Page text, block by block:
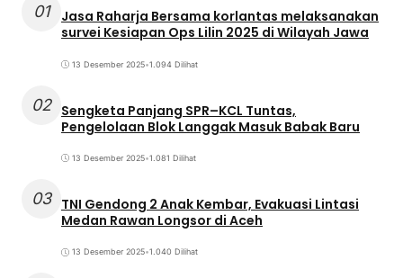
01
Jasa Raharja Bersama korlantas melaksanakan
survei Kesiapan Ops Lilin 2025 di Wilayah Jawa
13 Desember 2025•1.094 Dilihat
02 Sengketa Panjang SPR–KCL Tuntas,
Pengelolaan Blok Langgak Masuk Babak Baru
13 Desember 2025•1.081 Dilihat
03 TNI Gendong 2 Anak Kembar, Evakuasi Lintasi
Medan Rawan Longsor di Aceh
13 Desember 2025•1.040 Dilihat